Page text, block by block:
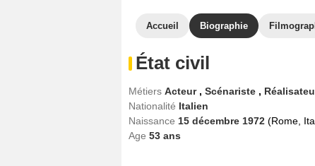
Accueil Biographie
État civil
Métiers Acteur , Scénariste ,
Nationalité Italien
Naissance 15 décembre 1972 (Rome,
Age 53 ans